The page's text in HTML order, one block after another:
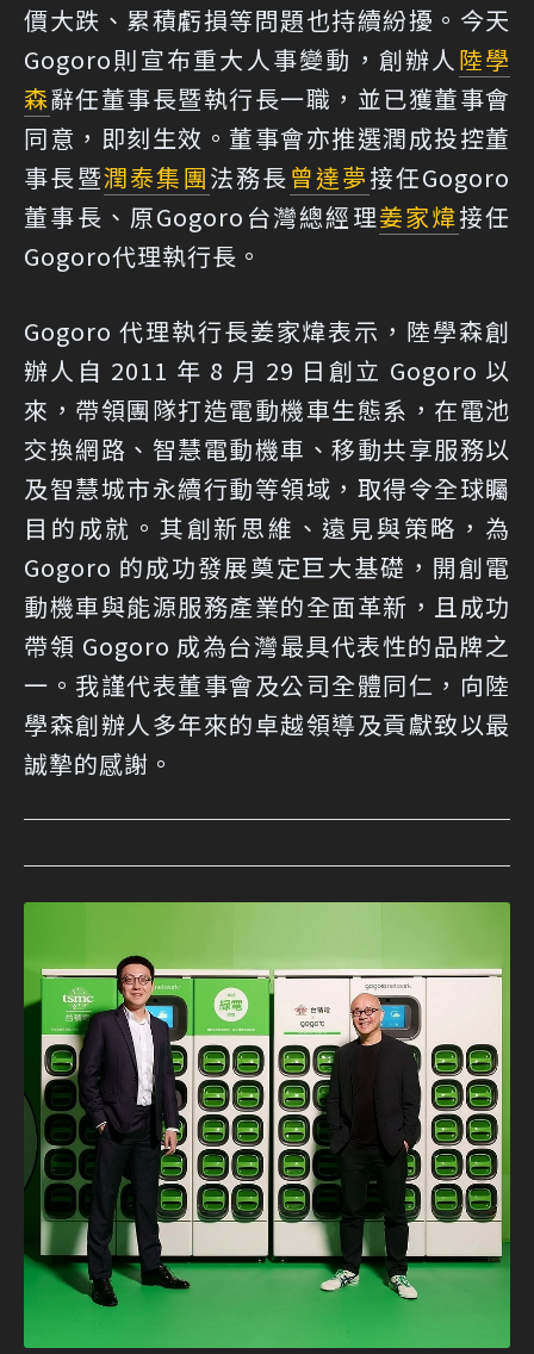
價大跌、累積虧損等問題也持續紛擾。今天
Gogoro則宣布重大人事變動，創辦人陸學
森辭任董事長暨執行長一職，並已獲董事會
同意，即刻生效。董事會亦推選潤成投控董
事長暨潤泰集團法務長曾達夢接任Gogoro
董事長、原Gogoro台灣總經理姜家煒接任
Gogoro代理執行長。
Gogoro 代理執行長姜家煒表示，陸學森創
辦人自 2011 年 8 月 29 日創立 Gogoro 以
來，帶領團隊打造電動機車生態系，在電池
交換網路、智慧電動機車、移動共享服務以
及智慧城市永續行動等領域，取得令全球矚
目的成就。其創新思維、遠見與策略，為
Gogoro 的成功發展奠定巨大基礎，開創電
動機車與能源服務產業的全面革新，且成功
帶領 Gogoro 成為台灣最具代表性的品牌之
一。我謹代表董事會及公司全體同仁，向陸
學森創辦人多年來的卓越領導及貢獻致以最
誠摯的感謝。